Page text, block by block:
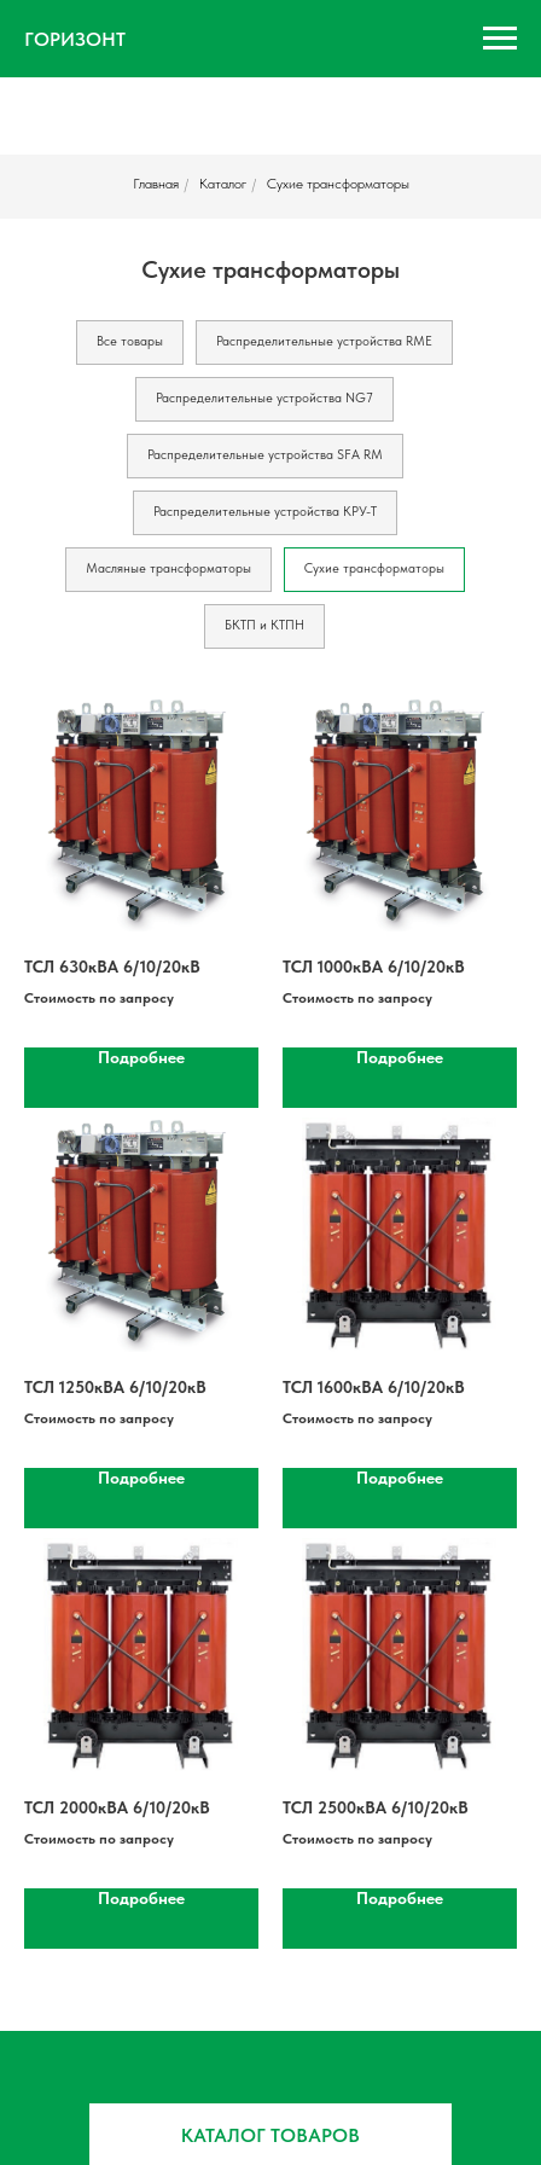
ГОРИЗОНТ
Главная / Каталог / Сухие трансформаторы
Сухие трансформаторы
Все товары Распределительные устройства RME
Распределительные устройства NG7
Распределительные устройства SFA RM
Распределительные устройства КРУ-Т
Масляные трансформаторы Сухие трансформаторы
БКТП и КТПН
ТСЛ 630кВА 6/10/20кВ
Стоимость по запросу
Подробнее
ТСЛ 1000кВА 6/10/20кВ
Стоимость по запросу
Подробнее
ТСЛ 1250кВА 6/10/20кВ
Стоимость по запросу
Подробнее
ТСЛ 1600кВА 6/10/20кВ
Стоимость по запросу
Подробнее
ТСЛ 2000кВА 6/10/20кВ
Стоимость по запросу
Подробнее
ТСЛ 2500кВА 6/10/20кВ
Стоимость по запросу
Подробнее
КАТАЛОГ ТОВАРОВ